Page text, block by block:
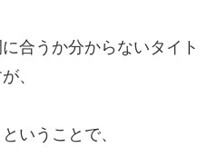
合うか分からないタイト
、
いうことで、